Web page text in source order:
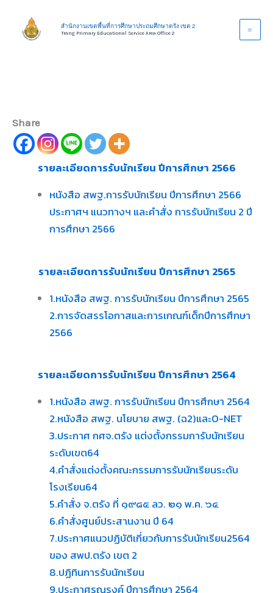
content
สำนักงานเขตพื้นที่การศึกษาประถมศึกษาตรัง เขต 2
Trang Primary Educational Service Area Office 2
Share
รายละเอียดการรับนักเรียน ปีการศึกษา 2566
หนังสือ สพฐ.การรับนักเรียน ปีการศึกษา 2566
ประกาศฯ แนวทางฯ และคำสั่ง การรับนักเรียน 2 ปี
การศึกษา 2566
รายละเอียดการรับนักเรียน ปีการศึกษา 2565
1.หนังสือ สพฐ. การรับนักเรียน ปีการศึกษา 2565
2.การจัดสรรโอกาสและการเกณฑ์เด็กปีการศึกษา
2566
รายละเอียดการรับนักเรียน ปีการศึกษา 2564
1.หนังสือ สพฐ. การรับนักเรียน ปีการศึกษา 2564
2.หนังสือ สพฐ. นโยบาย สพฐ. (ฉ2)และO-NET
3.ประกาศ กศจ.ตรัง แต่งตั้งกรรมการับนักเรียน
ระดับเขต64
4.คำสั่งแต่งตั้งคณะกรรมการรับนักเรียนระดับ
โรงเรียน64
5.คำสั่ง จ.ตรัง ที่ ๑๙๘๕ ลว. ๒๑ พ.ค. ๖๔
6.คำสั่งศูนย์ประสานงาน ปี 64
7.ประกาศแนวปฏิบัติเกี่ยวกับการรับนักเรียน2564
ของ สพป.ตรัง เขต 2
8.ปฏิทินการรับนักเรียน
9.ประกาศรณรงค์ ปีการศึกษา 2564